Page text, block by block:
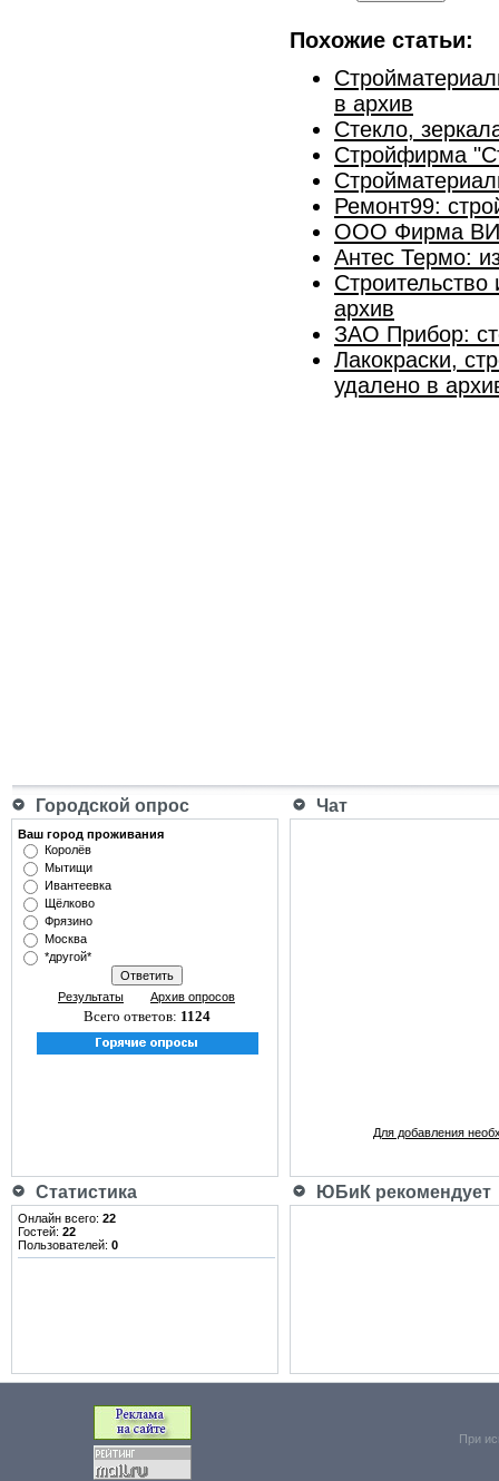
Похожие статьи:
в архив
Стекло,
Стройфирма
Ремонт99:
ООО Фирма
Антес Термо:
архив
ЗАО Прибор:
Лакокраски,
удалено в
Городской опрос Чат
Ваш город проживания
Королёв
Мытищи
Ивантеевка
Щёлково
Фрязино
Москва
*другой*
Результаты Архив опросов
Всего ответов: 1124
Для добавления
Статистика ЮБиК рекомендует
Онлайн всего: 22
Гостей: 22
Пользователей: 0
При